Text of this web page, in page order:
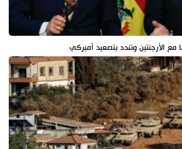
مع الأرجنتين وتندد بتصعيد أميركي